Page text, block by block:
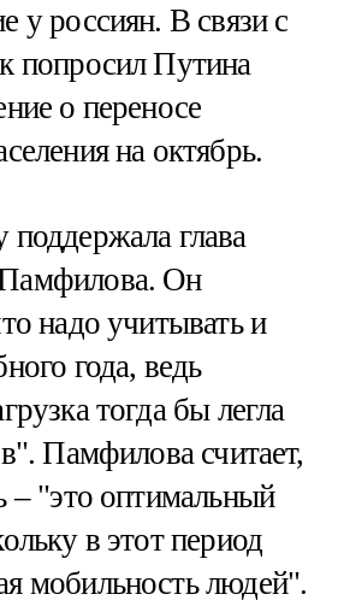
у россиян. В связи с
попросил Путина
о переносе
на октябрь.
поддержала глава
Он
надо учитывать и
года, ведь
тогда бы легла
Памфилова считает,
– "это оптимальный
в этот период
мобильность людей".